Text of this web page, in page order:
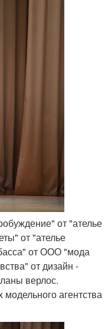
от "ателье
от "ателье
от ООО "мода
от дизайн -
верлос.
агентства